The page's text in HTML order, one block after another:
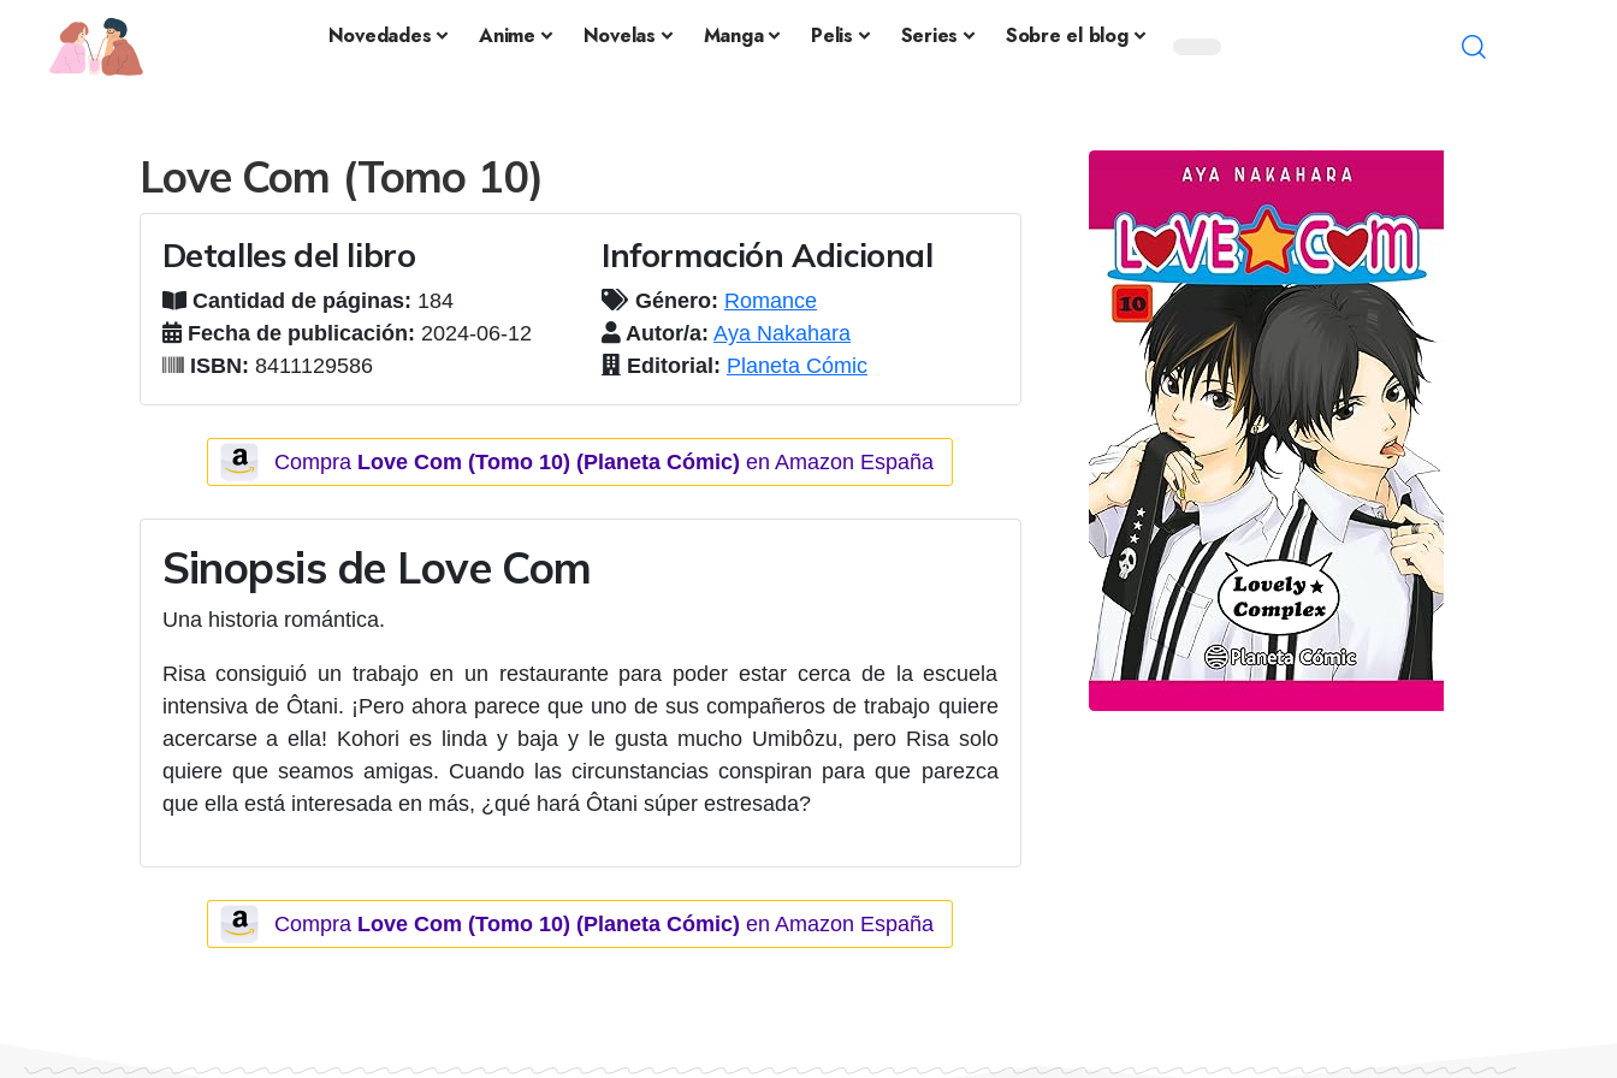
Novedades Anime Novelas Manga Pelis Series Sobre el blog
Love Com (Tomo 10)
Detalles del libro
Cantidad de páginas: 184
Fecha de publicación: 2024-06-12
ISBN: 8411129586
Información Adicional
Género: Romance
Autor/a: Aya Nakahara
Editorial: Planeta Cómic
Compra Love Com (Tomo 10) (Planeta Cómic) en Amazon España
Sinopsis de Love Com
Una historia romántica.
Risa consiguió un trabajo en un restaurante para poder estar cerca de la escuela
intensiva de Ôtani. ¡Pero ahora parece que uno de sus compañeros de trabajo quiere
acercarse a ella! Kohori es linda y baja y le gusta mucho Umibôzu, pero Risa solo
quiere que seamos amigas. Cuando las circunstancias conspiran para que parezca
que ella está interesada en más, ¿qué hará Ôtani súper estresada?
Compra Love Com (Tomo 10) (Planeta Cómic) en Amazon España